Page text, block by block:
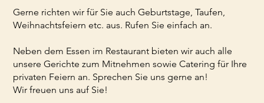
Gerne richten wir für Sie auch Geburtstage, Taufen,
Weihnachtsfeiern etc. aus. Rufen Sie einfach an.
Neben dem Essen im Restaurant bieten wir auch alle
unsere Gerichte zum Mitnehmen sowie Catering für Ihre
privaten Feiern an. Sprechen Sie uns gerne an!
Wir freuen uns auf Sie!